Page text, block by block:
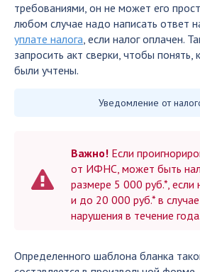
требованиями, он не может его
любом случае надо написать ответ
уплате налога, если налог оплачен.
запросить акт сверки, чтобы понять,
были учтены.
Уведомление от
Важно! Если
от ИФНС, может быть
размере 5 000 руб.*, если
и до 20 000 руб.* в
нарушения в течение года.
Определенного шаблона бланка